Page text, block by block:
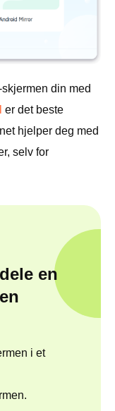
din med
er det beste
hjelper deg med
selv for
en
i et